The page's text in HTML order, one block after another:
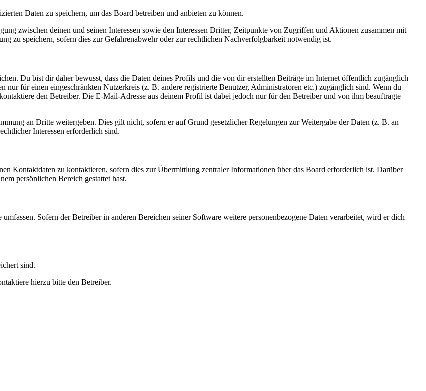
Daten zu speichern, um das Board betreiben und anbieten zu können.
zwischen deinen und seinen Interessen sowie den Interessen Dritter, Zeitpunkte von Zugriffen und Aktionen zusammen mit
zu speichern, sofern dies zur Gefahrenabwehr oder zur rechtlichen Nachverfolgbarkeit notwendig ist.
Du bist dir daher bewusst, dass die Daten deines Profils und die von dir erstellten Beiträge im Internet öffentlich zugänglich
nur für einen eingeschränkten Nutzerkreis (z. B. andere registrierte Benutzer, Administratoren etc.) zugänglich sind. Wenn du
den Betreiber. Die E-Mail-Adresse aus deinem Profil ist dabei jedoch nur für den Betreiber und von ihm beauftragte
an Dritte weitergeben. Dies gilt nicht, sofern er auf Grund gesetzlicher Regelungen zur Weitergabe der Daten (z. B. an
Interessen erforderlich sind.
Kontaktdaten zu kontaktieren, sofern dies zur Übermittlung zentraler Informationen über das Board erforderlich ist. Darüber
persönlichen Bereich gestattet hast.
Sofern der Betreiber in anderen Bereichen seiner Software weitere personenbezogene Daten verarbeitet, wird er dich
sind.
hierzu bitte den Betreiber.